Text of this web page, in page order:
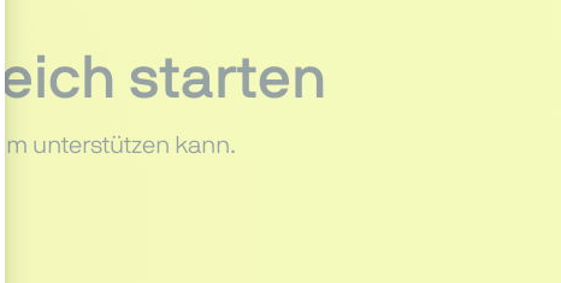
starten
unterstützen kann.